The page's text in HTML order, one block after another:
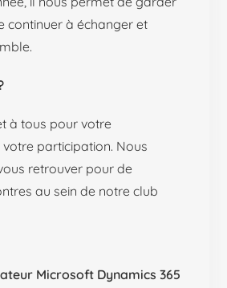
continuer à échanger et
à tous pour votre
participation. Nous
retrouver pour de
au sein de notre club
Microsoft Dynamics 365